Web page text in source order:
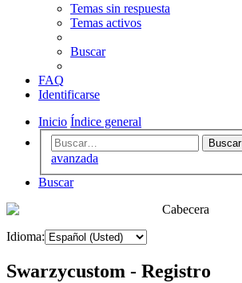
Temas sin respuesta
Temas activos
Buscar
FAQ
Identificarse
Inicio Índice general
Buscar
avanzada
Buscar
Idioma:
Swarzycustom - Registro